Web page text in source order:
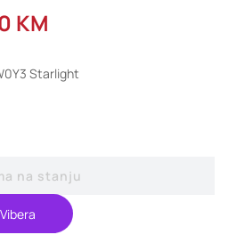
KM
Starlight
na stanju